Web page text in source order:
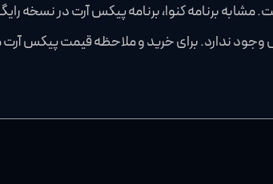
برنامه کنوا، برنامه پیکس آرت در نسخه
ندارد. برای خرید و ملاحظه قیمت پیکس آرت